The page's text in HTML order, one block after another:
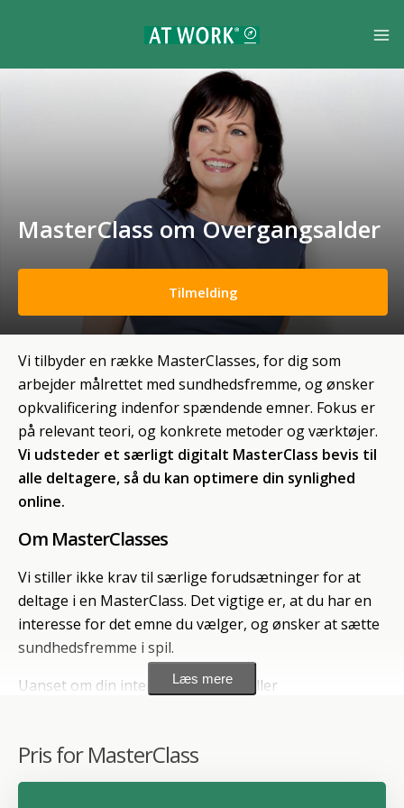
MasterClass om Overgangsalder
Tilmelding
Vi tilbyder en række MasterClasses, for dig som
arbejder målrettet med sundhedsfremme, og ønsker
opkvalificering indenfor spændende emner. Fokus er
på relevant teori, og konkrete metoder og værktøjer.
Vi udsteder et særligt digitalt MasterClass bevis til
alle deltagere, så du kan optimere din synlighed
online.
Om MasterClasses
Vi stiller ikke krav til særlige forudsætninger for at
deltage i en MasterClass. Det vigtige er, at du har en
interesse for det emne du vælger, og ønsker at sætte
sundhedsfremme i spil.
Uanset om din interesse er privat eller
Læs mere
Pris for MasterClass